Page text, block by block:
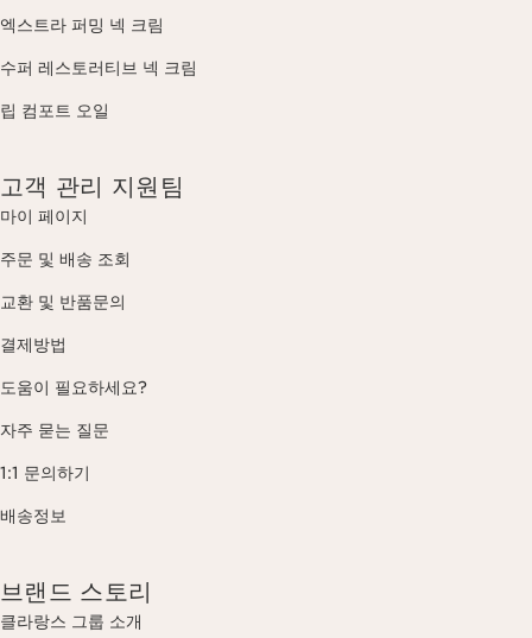
엑스트라 퍼밍 넥 크림
수퍼 레스토러티브 넥 크림
립 컴포트 오일
고객 관리 지원팀
마이 페이지
주문 및 배송 조회
교환 및 반품문의
결제방법
도움이 필요하세요?
자주 묻는 질문
1:1 문의하기
배송정보
브랜드 스토리
클라랑스 그룹 소개